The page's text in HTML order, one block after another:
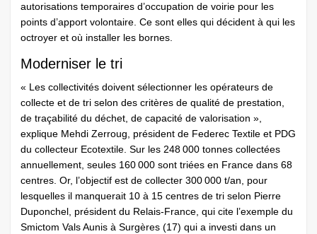
autorisations temporaires d’occupation de voirie pour les
points d’apport volontaire. Ce sont elles qui décident à qui les
octroyer et où installer les bornes.
Moderniser le tri
« Les collectivités doivent sélectionner les opérateurs de
collecte et de tri selon des critères de qualité de prestation,
de traçabilité du déchet, de capacité de valorisation »,
explique Mehdi Zerroug, prési­dent de Federec Textile et PDG
du collecteur Ecotextile. Sur les 248 000 tonnes collectées
annuellement, seules 160 000 sont triées en France dans 68
centres. Or, l’objectif est de collecter 300 000 t/an, pour
lesquelles il manquerait 10 à 15 centres de tri selon Pierre
Duponchel, président du Relais-France, qui cite l’exemple du
Smictom Vals Aunis à Surgères (17) qui a investi dans un